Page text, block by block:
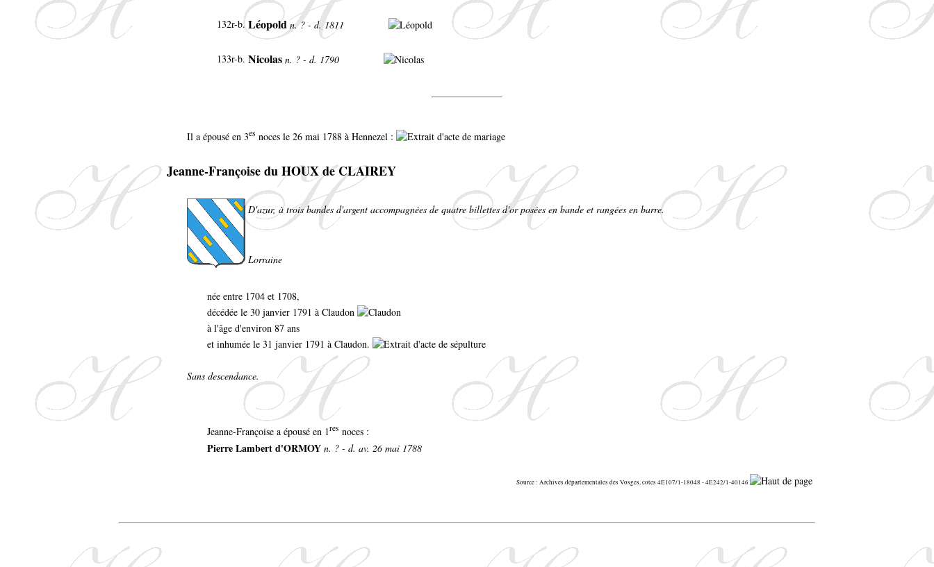
132r-b. Léopold n. ? - d. 1811
133r-b. Nicolas n. ? - d. 1790
Il a épousé en 3es noces le 26 mai 1788 à Hennezel :
Jeanne-Françoise du HOUX de CLAIREY
D'azur, à trois bandes d'argent accompagnées de quatre billettes d'or posées en bande et rangées en barre.
Lorraine
née entre 1704 et 1708,
décédée le 30 janvier 1791 à Claudon
à l'âge d'environ 87 ans
et inhumée le 31 janvier 1791 à Claudon.
Sans descendance.
Jeanne-Françoise a épousé en 1res noces :
Pierre Lambert d'ORMOY n. ? - d. av. 26 mai 1788
Source : Archives départementales des Vosges, cotes 4E107/1-18048 - 4E242/1-40146